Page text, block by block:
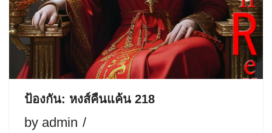
ป้องกัน: หงส์คืนแค้น 218
by admin